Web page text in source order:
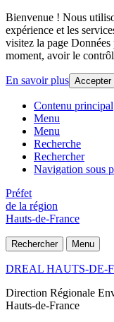
Bienvenue ! Nous
expérience et les
visitez la page
moment, avoir le
En savoir plus Accepter
Contenu principal
Menu
Menu
Recherche
Rechercher
Navigation sous
Préfet
de la région
Hauts-de-France
Rechercher Menu
DREAL HAUTS-DE-
Direction Régionale
Hauts-de-France